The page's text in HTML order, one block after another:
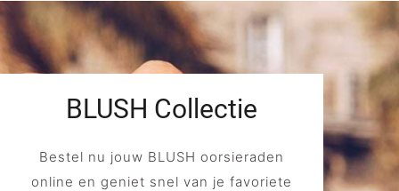
BLUSH Collectie
Bestel nu jouw BLUSH oorsieraden
online en geniet snel van je favoriete